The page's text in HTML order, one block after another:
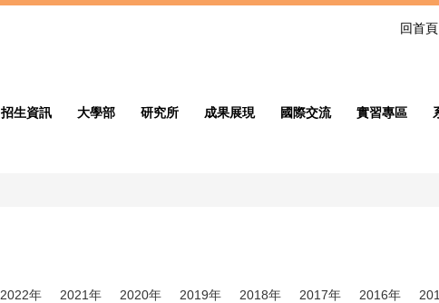
回首頁
招生資訊 大學部 研究所 成果展現 國際交流 實習專區
2022年 2021年 2020年 2019年 2018年 2017年 2016年